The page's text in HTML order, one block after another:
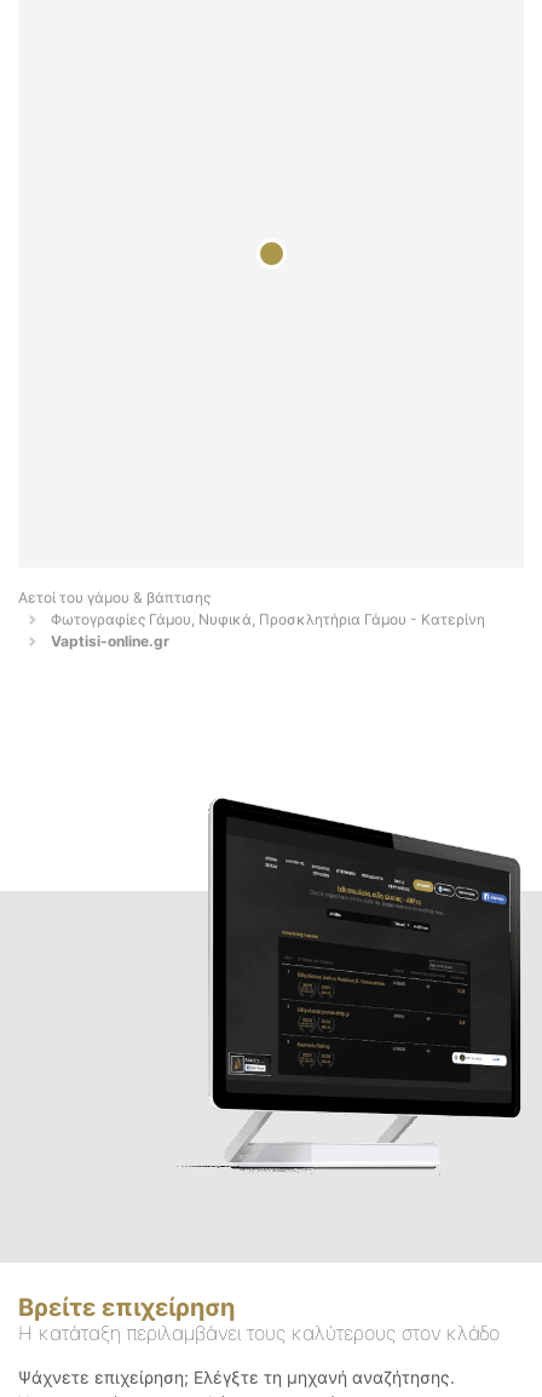
Αετοί του γάμου & βάπτισης
Φωτογραφίες Γάμου, Νυφικά, Προσκλητήρια Γάμου - Κατερίνη
Vaptisi-online.gr
Βρείτε επιχείρηση
Η κατάταξη περιλαμβάνει τους καλύτερους στον κλάδο
Ψάχνετε επιχείρηση; Ελέγξτε τη μηχανή αναζήτησης.